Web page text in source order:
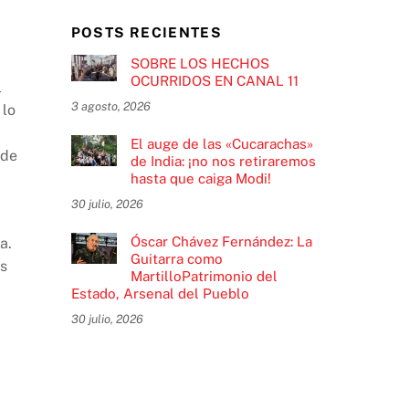
lo
POSTS RECIENTES
SOBRE LOS HECHOS
OCURRIDOS EN CANAL 11
3 agosto, 2026
El auge de las «Cucarachas»
de India: ¡no nos retiraremos
hasta que caiga Modi!
30 julio, 2026
Óscar Chávez Fernández: La
Guitarra como
MartilloPatrimonio del
Estado, Arsenal del Pueblo
30 julio, 2026